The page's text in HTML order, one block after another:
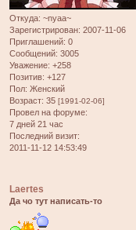
Откуда: ~nyaa~
Зарегистрирован: 2007-11-06
Приглашений: 0
Сообщений: 3005
Уважение: +258
Позитив: +127
Пол: Женский
Возраст: 35 [1991-02-06]
Провел на форуме:
7 дней 21 час
Последний визит:
2011-11-12 14:53:49
Laertes
Да чо тут написать-то